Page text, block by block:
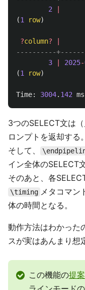
2
(1 row)
?column?
----------
3
2025-
(1 row)
Time: 3004. 142 ms
3つのSELECT文は
ロンプトを返却する。
そして、
イン全体のSELECT
そのあと、各
\timing メタコマン
体の時間となる。
動作方法はわかった
スが実はあんまり想
この機能の提